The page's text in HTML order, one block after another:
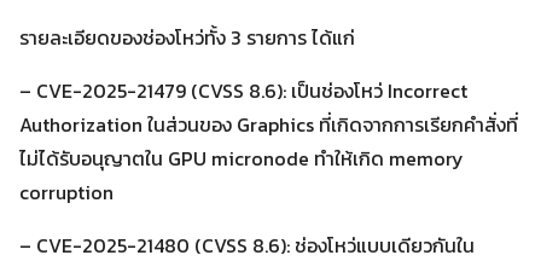
รายละเอียดของช่องโหว่ทั้ง 3 รายการ ได้แก่
– CVE-2025-21479 (CVSS 8.6): เป็นช่องโหว่ Incorrect
Authorization ในส่วนของ Graphics ที่เกิดจากการเรียกคำสั่งที่
ไม่ได้รับอนุญาตใน GPU micronode ทำให้เกิด memory
corruption
– CVE-2025-21480 (CVSS 8.6): ช่องโหว่แบบเดียวกันใน